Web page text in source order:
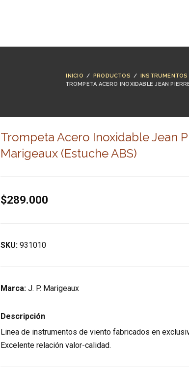
INICIO / PRODUCTOS / INSTRUMENTOS
TROMPETA ACERO INOXIDABLE JEAN
Trompeta Acero Inoxidable Jean
Marigeaux (Estuche ABS)
$289.000
SKU: 931010
Marca: J. P. Marigeaux
Descripción
Linea de instrumentos de viento fabricados en
Excelente relación valor-calidad.